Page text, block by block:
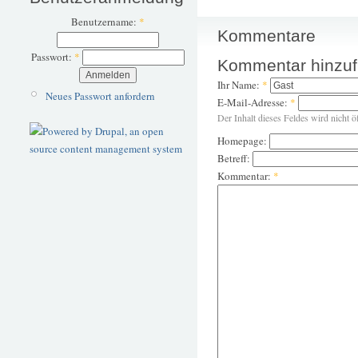
Benutzername: *
Passwort: *
Neues Passwort anfordern
Kommentare
Kommentar
Ihr Name: *
E-Mail-Adresse: *
Der Inhalt dieses Feldes wird nicht
Homepage:
Betreff:
Kommentar: *